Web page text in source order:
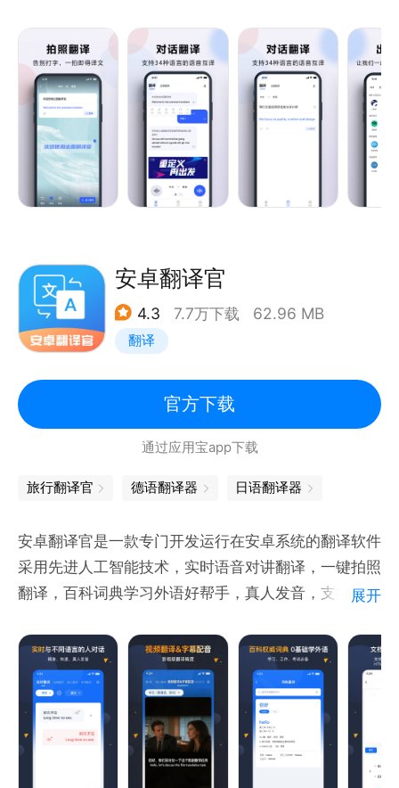
2. 为您提供实时双向语音识别互译，让您不学外语也
可能走遍全世界。
4. 在跟谷歌翻译，有道翻译，搜狗翻译，微软翻译，
讯飞翻译的竞争中，我们更推出了真人实时在线视频翻
译，让您随时随地找到口译人员帮您高效，99.9%的
续推出法语，德语，阿拉伯语，俄语，葡萄牙语，西班
牙语，泰语，芬兰语，意大利语，保加利亚语，捷克
话，荷兰话，希伯来语，波斯话，马耳他语，越南语，
乌尔都语，波兰语，印尼语，马来语，老挝语，缅甸
语，哈萨克语，藏语，柬埔寨话，瑞典语，土耳其语，
马来话，加泰隆语等100多种语言的真人实时在线翻
大船。
6. 帮助更多的小城市的家长更好地辅导好孩子的英语
课程
安卓翻译官
4.3 7.7万下载 62.96 MB
翻译
官方下载
通过应用宝app下载
旅行翻译官 德语翻译器 日语翻译器
安卓翻译官是一款专门开发运行在安卓系统的翻译软件
采用先进人工智能技术，实时语音对讲翻译，一键拍照
翻译，百科词典学习外语好帮手，真人发音，支持100
----------------------------------
* 【实时语音翻译】 | 无需打字，对着说话，快速识别
并翻译，与外国人无障碍沟通交流
展开